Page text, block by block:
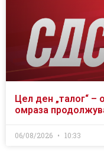
Цел ден „талог“ –
омраза
06/08/2026 10:33